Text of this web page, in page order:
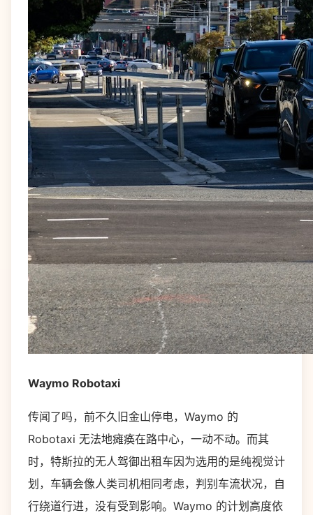
Waymo Robotaxi
传闻了吗，前不久旧金山停电，Waymo 的
Robotaxi 无法地瘫痪在路中心，一动不动。而其
时，特斯拉的无人驾御出租车因为选用的是纯视觉计
划，车辆会像人类司机相同考虑，判别车流状况，自
行绕道行进，没有受到影响。Waymo 的计划高度依